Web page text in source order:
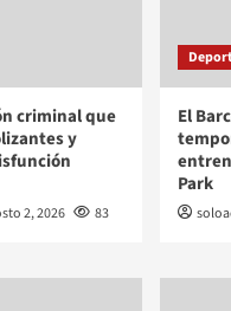
criminal que
y
2, 2026 83
El
Park